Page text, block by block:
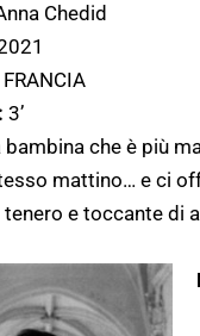
Chedid
FRANCIA
3’
bambina che è più
mattino… e ci
e toccante di